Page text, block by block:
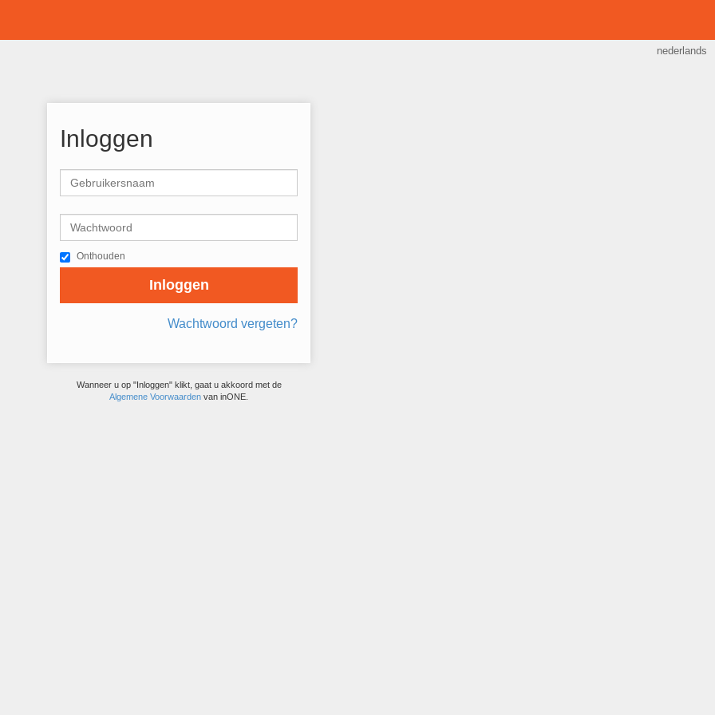
Inloggen
Onthouden
Inloggen
Wachtwoord vergeten?
Wanneer u op "Inloggen" klikt, gaat u akkoord met de
Algemene Voorwaarden van inONE.
nederlands